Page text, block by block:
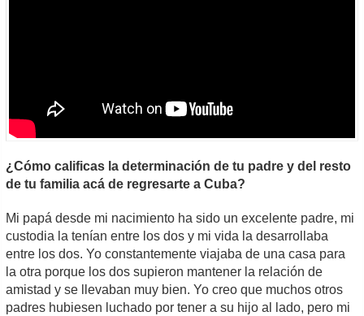
¿Cómo calificas la determinación de tu padre y del resto
de tu familia acá de regresarte a Cuba?
Mi papá desde mi nacimiento ha sido un excelente padre, mi
custodia la tenían entre los dos y mi vida la desarrollaba
entre los dos. Yo constantemente viajaba de una casa para
la otra porque los dos supieron mantener la relación de
amistad y se llevaban muy bien. Yo creo que muchos otros
padres hubiesen luchado por tener a su hijo al lado, pero mi